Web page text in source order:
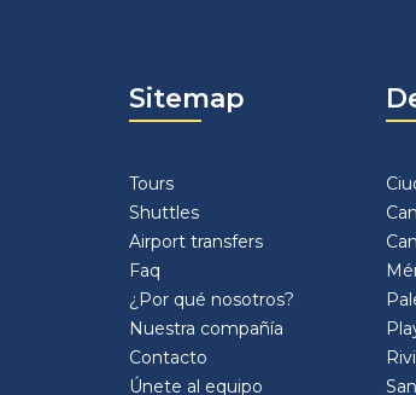
Sitemap
Tours
Shuttles
Airport transfers
Faq
¿Por qué nosotros?
Nuestra compañía
Contacto
Únete al equipo